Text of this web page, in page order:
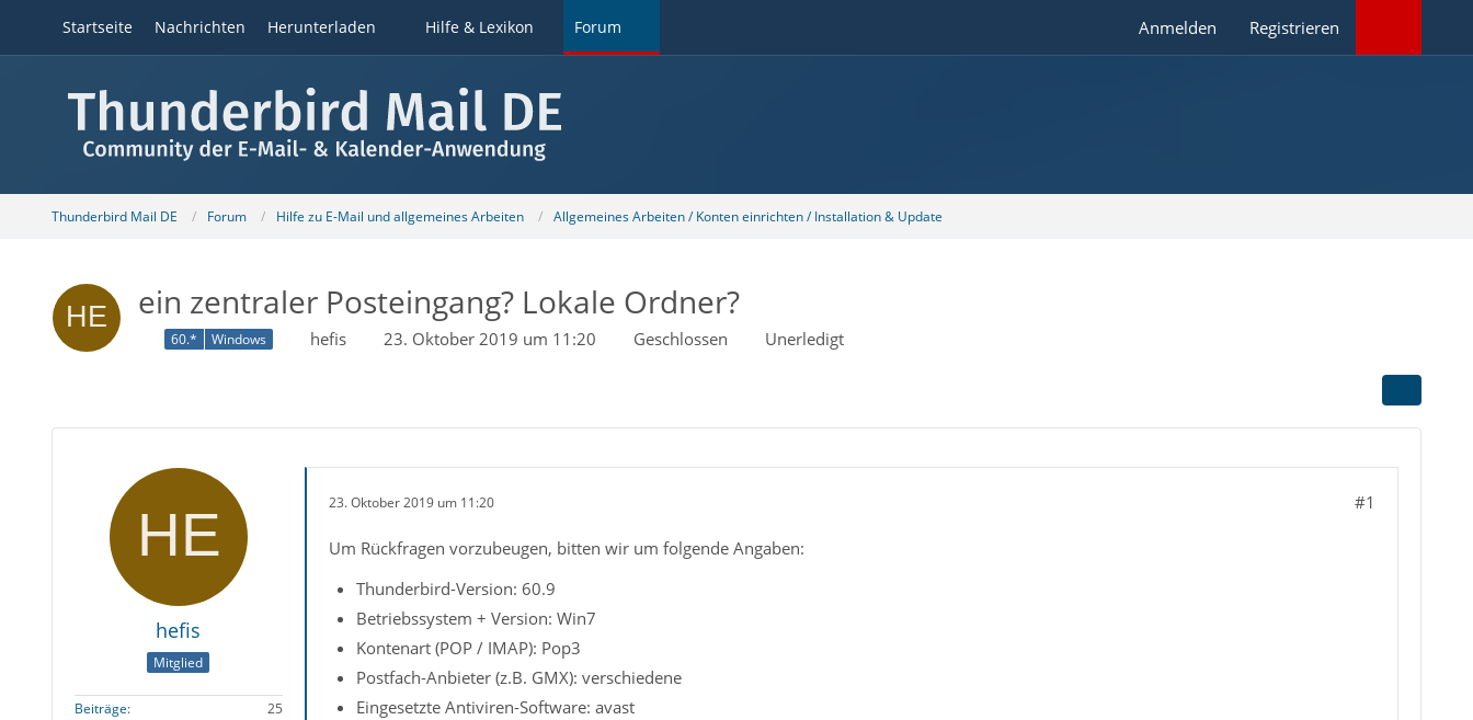
Startseite Nachrichten Herunterladen Hilfe & Lexikon Forum Anmelden Registrieren
Thunderbird Mail DE Forum Hilfe zu E-Mail und allgemeines Arbeiten Allgemeines Arbeiten / Konten einrichten / Installation & Update
ein zentraler Posteingang? Lokale Ordner?
60.* Windows hefis 23. Oktober 2019 um 11:20 Geschlossen Unerledigt
hefis
Mitglied
Beiträge
25
23. Oktober 2019 um 11:20 #1
Um Rückfragen vorzubeugen, bitten wir um folgende Angaben:
Thunderbird-Version: 60.9
Betriebssystem + Version: Win7
Kontenart (POP / IMAP): Pop3
Postfach-Anbieter (z.B. GMX): verschiedene
Eingesetzte Antiviren-Software: avast